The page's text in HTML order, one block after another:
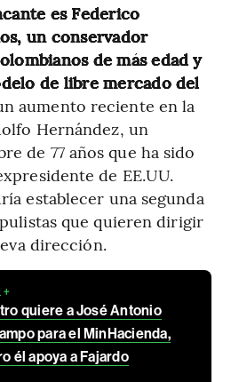
es Federico
un conservador
de más edad y
de libre mercado del
aumento reciente en la
Hernández, un
de 77 años que ha sido
de EE.UU.
establecer una segunda
que quieren dirigir
dirección.
+
quiere a José Antonio
para el MinHacienda,
él apoya a Fajardo